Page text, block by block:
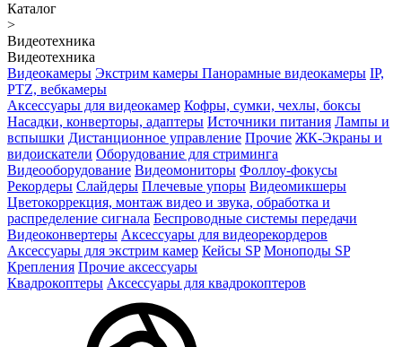
Каталог
>
Видеотехника
Видеотехника
Видеокамеры Экстрим камеры Панорамные видеокамеры IP,
PTZ, вебкамеры
Аксессуары для видеокамер Кофры, сумки, чехлы, боксы
Насадки, конверторы, адаптеры Источники питания Лампы и
вспышки Дистанционное управление Прочие ЖК-Экраны и
видоискатели Оборудование для стриминга
Видеооборудование Видеомониторы Фоллоу-фокусы
Рекордеры Слайдеры Плечевые упоры Видеомикшеры
Цветокоррекция, монтаж видео и звука, обработка и
распределение сигнала Беспроводные системы передачи
Видеоконвертеры Аксессуары для видеорекордеров
Аксессуары для экстрим камер Кейсы SP Моноподы SP
Крепления Прочие аксессуары
Квадрокоптеры Аксессуары для квадрокоптеров